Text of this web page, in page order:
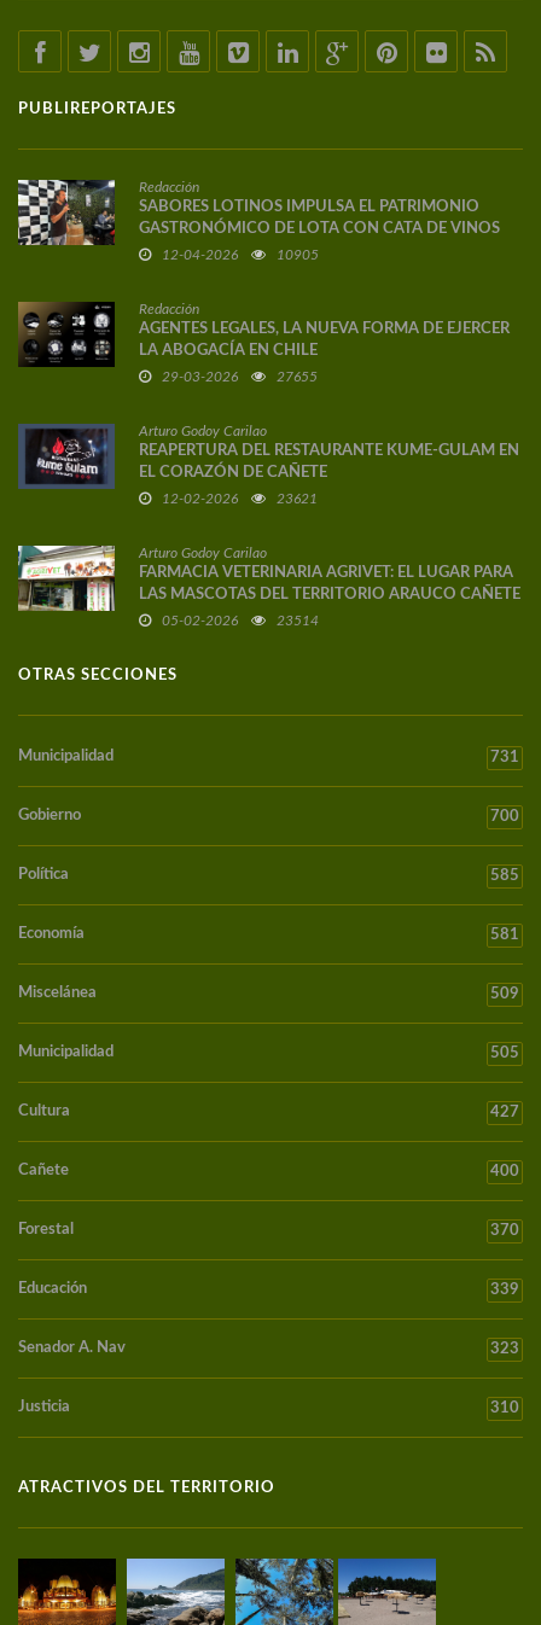
PUBLIREPORTAJES
Redacción
SABORES LOTINOS IMPULSA EL PATRIMONIO
GASTRONÓMICO DE LOTA CON CATA DE VINOS
DE AUTOR
12-04-2026 10905
Redacción
AGENTES LEGALES, LA NUEVA FORMA DE EJERCER
LA ABOGACÍA EN CHILE
29-03-2026 27655
Arturo Godoy Carilao
REAPERTURA DEL RESTAURANTE KUME-GULAM EN
EL CORAZÓN DE CAÑETE
12-02-2026 23621
Arturo Godoy Carilao
FARMACIA VETERINARIA AGRIVET: EL LUGAR PARA
LAS MASCOTAS DEL TERRITORIO ARAUCO CAÑETE
05-02-2026 23514
OTRAS SECCIONES
Municipalidad 731
Gobierno 700
Política 585
Economía 581
Miscelánea 509
Municipalidad 505
Cultura 427
Cañete 400
Forestal 370
Educación 339
Senador A. Nav 323
Justicia 310
ATRACTIVOS DEL TERRITORIO